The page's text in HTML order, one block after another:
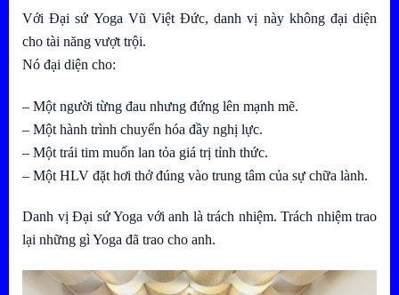
Với Đại sứ Yoga Vũ Việt Đức, danh vị này không đại diện
cho tài năng vượt trội.
Nó đại diện cho:
– Một người từng đau nhưng đứng lên mạnh mẽ.
– Một hành trình chuyển hóa đầy nghị lực.
– Một trái tim muốn lan tỏa giá trị tỉnh thức.
– Một HLV đặt hơi thở đúng vào trung tâm của sự chữa lành.
Danh vị Đại sứ Yoga với anh là trách nhiệm. Trách nhiệm trao
lại những gì Yoga đã trao cho anh.